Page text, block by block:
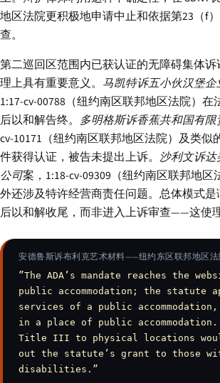
地区法院更积极地申请中止和依据第23（f
查。
第二巡回区范围内已获认证的无障碍集体
理上具有重要意义。 马凯特诉五小伙汉堡
1:17-cv-00788（纽约南区联邦地区法院）
后以和解告终。 多明格斯诉香蕉共和国有
cv-10171（纽约南区联邦地区法院）及类似
件获得认证，被告未提出上诉。 沙利文诉
公司案，1:18-cv-09309（纽约南区联邦地
外还涉及特许经营商责任问题。总体模式
后以和解收尾，而非进入上诉审查——这使
安德鲁斯诉布利克艺术材料——纽约东区联邦地区法
”The ADA’s mandate reaches the
public accommodation; the statute
services of a public
in a place of public
Title III to physical locations
out the statute’s grant to those
disabilities.”